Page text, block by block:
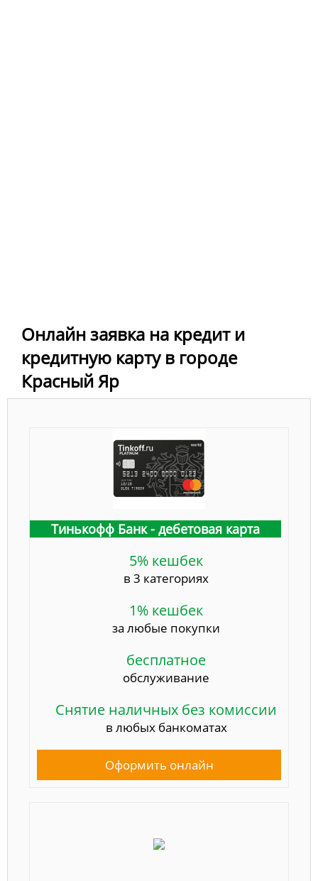
Онлайн заявка на кредит и
кредитную карту в городе
Красный Яр
Тинькофф Банк - дебетовая карта
5% кешбек
в 3 категориях
1% кешбек
за любые покупки
бесплатное
обслуживание
Снятие наличных без комиссии
в любых банкоматах
Оформить онлайн